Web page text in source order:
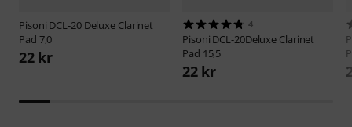
Pisoni DCL-20 Deluxe Clarinet
Pad 7,0
22 kr
4
Pisoni DCL-20Deluxe Clarinet
Pad 15,5
22 kr